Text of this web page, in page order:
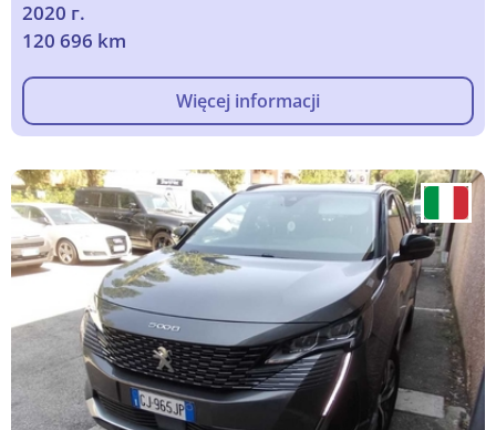
2020 г.
120 696 km
Więcej informacji